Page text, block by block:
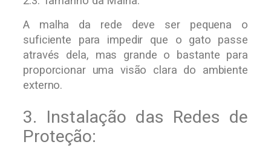
A malha da rede deve ser pequena o
suficiente para impedir que o gato passe
através dela, mas grande o bastante para
proporcionar uma visão clara do ambiente
externo.
3. Instalação das Redes de
Proteção: